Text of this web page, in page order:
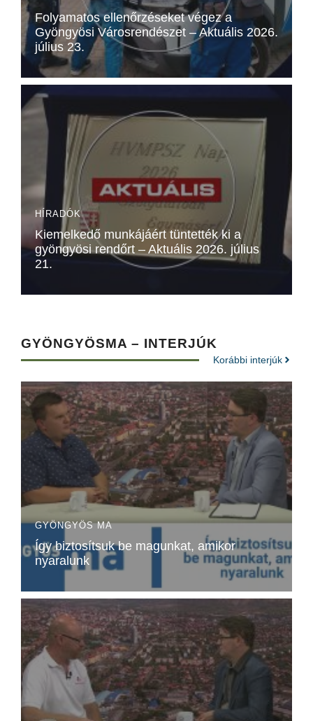
Folyamatos ellenőrzéseket végez a
Gyöngyösi Városrendészet – Aktuális 2026.
július 23.
HÍRADÓK
Kiemelkedő munkájáért tüntették ki a
gyöngyösi rendőrt – Aktuális 2026. július
21.
GYÖNGYÖSMA – INTERJÚK
Korábbi interjúk
GYÖNGYÖS MA
Így biztosítsuk be magunkat, amikor
nyaralunk